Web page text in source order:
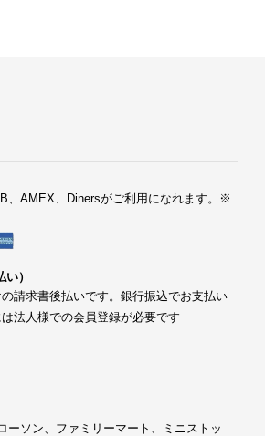
、AMEX、Dinersがご利用になれます。※
）
請求書後払いです。銀行振込でお支払い
法人様での会員登録が必要です
ーソン、ファミリーマート、ミニストッ